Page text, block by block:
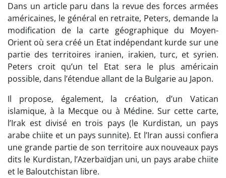
Dans un article paru dans la revue des forces armées
américaines, le général en retraite, Peters, demande la
modification de la carte géographique du Moyen-
Orient où sera créé un Etat indépendant kurde sur une
partie des territoires iranien, irakien, turc, et syrien.
Peters croit qu’un tel Etat sera le plus américain
possible, dans l’étendue allant de la Bulgarie au Japon.
Il propose, également, la création, d’un Vatican
islamique, à la Mecque ou à Médine. Sur cette carte,
l’Irak est divisé en trois pays (le Kurdistan, un pays
arabe chiite et un pays sunnite). Et l’Iran aussi confiera
une grande partie de son territoire aux nouveaux pays
dits le Kurdistan, l’Azerbaïdjan uni, un pays arabe chiite
et le Baloutchistan libre.